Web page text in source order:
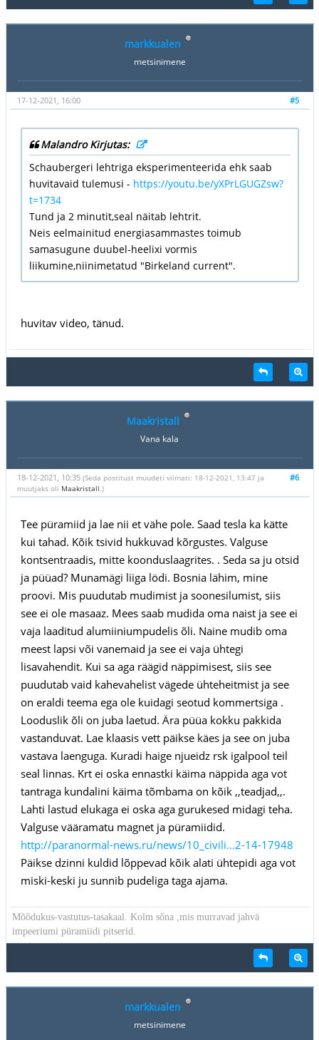
markkualen
metsinimene
#5
17-12-2021, 16:00
Malandro Kirjutas:
Schaubergeri lehtriga eksperimenteerida ehk saab
huvitavaid tulemusi - https://youtu.be/yXPrLGUGZsw?
t=1734
Tund ja 2 minutit,seal näitab lehtrit.
Neis eelmainitud energiasammastes toimub
samasugune duubel-heelixi vormis
liikumine,niinimetatud "Birkeland current".
huvitav video, tänud.
Maakristall
Vana kala
#6
18-12-2021, 10:35 (Seda postitust muudeti viimati: 18-12-2021, 13:47 ja
muutjaks oli Maakristall .)
Tee püramiid ja lae nii et vähe pole. Saad tesla ka kätte
kui tahad. Kõik tsivid hukkuvad kõrgustes. Valguse
kontsentraadis, mitte koonduslaagrites. . Seda sa ju otsid
ja püüad? Munamägi liiga lödi. Bosnia lähim, mine
proovi. Mis puudutab mudimist ja soonesilumist, siis
see ei ole masaaz. Mees saab mudida oma naist ja see ei
vaja laaditud alumiiniumpudelis õli. Naine mudib oma
meest lapsi või vanemaid ja see ei vaja ühtegi
lisavahendit. Kui sa aga räägid näppimisest, siis see
puudutab vaid kahevahelist vägede ühteheitmist ja see
on eraldi teema ega ole kuidagi seotud kommertsiga .
Looduslik õli on juba laetud. Ära püüa kokku pakkida
vastanduvat. Lae klaasis vett päikse käes ja see on juba
vastava laenguga. Kuradi haige njueidz rsk igalpool teil
seal linnas. Krt ei oska ennastki käima näppida aga vot
tantraga kundalini käima tõmbama on kõik ,,teadjad,,.
Lahti lastud elukaga ei oska aga gurukesed midagi teha.
Valguse vääramatu magnet ja püramiidid.
http://paranormal-news.ru/news/10_civili...2-14-17948
Päikse dzinni kuldid lõppevad kõik alati ühtepidi aga vot
miski-keski ju sunnib pudeliga taga ajama.
Mõõdukus-vastutus-tasakaal. Kolm sõna ,mis murravad jahvä
impeeriumi püramiidi pitserid.
markkualen
metsinimene